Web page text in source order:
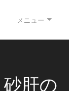
メニュー
砂肝の